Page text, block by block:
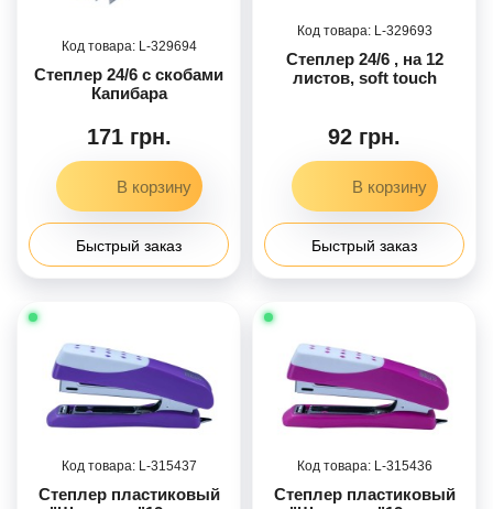
329694
Степлер 24/6 с скобами
Капибара
171 грн.
Быстрый заказ
329693
Степлер 24/6 , на 12
листов, soft touch
92 грн.
Быстрый заказ
315437
Степлер пластиковый
315436
Степлер пластиковый